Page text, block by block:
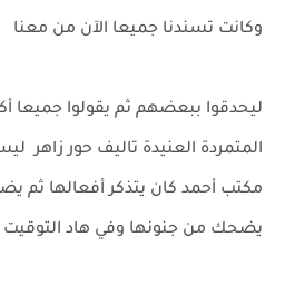
وكانت تسندنا جميعا الآن من معنا
ليحدقوا ببعضهم ثم يقولوا جميعا
المتمردة العنيدة تاليف حور زاهر
مكتب أحمد كان يتذكر أفعالها ثم
يضحك من جنونها وفي هاد التوقيت